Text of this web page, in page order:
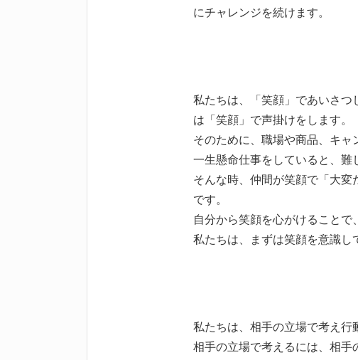
にチャレンジを続けます。
私たちは、「笑顔」であいさつ
は「笑顔」で声掛けをします。
そのために、職場や商品、キャ
一生懸命仕事をしていると、難
そんな時、仲間が笑顔で「大
です。
自分から笑顔を心がけることで
私たちは、まずは笑顔を意識し
私たちは、相手の立場で考え行
相手の立場で考えるには、相手